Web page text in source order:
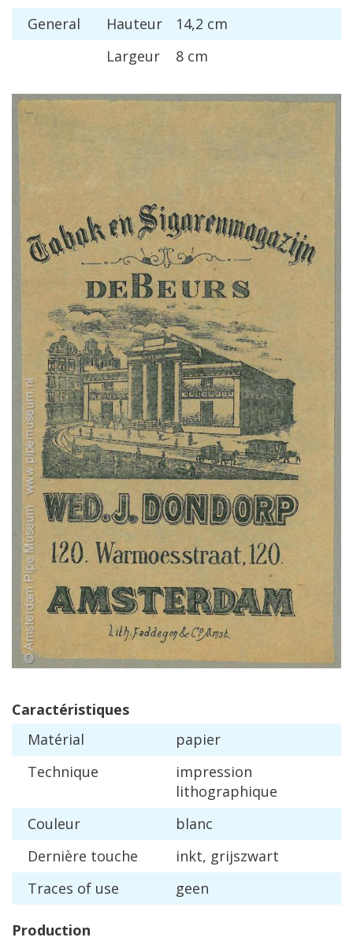
General
Hauteur 14,2 cm
Largeur
8 cm
Caractéristiques
Matérial
papier
Technique
impression
lithographique
Couleur
blanc
Dernière touche inkt, grijszwart
Traces of use geen
Production